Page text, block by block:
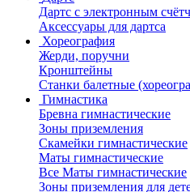
Дартс с электронным
Аксессуары для дартса
Хореография
Жерди, поручни
Кронштейны
Станки балетные
Гимнастика
Бревна гимнастические
Зоны приземления
Скамейки гимнастические
Маты гимнастические
Все Маты гимнастические
Зоны приземления для